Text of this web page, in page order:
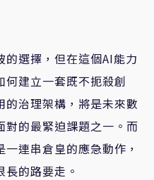
的選擇，但在這個AI能力
建立一套既不扼殺創
治理架構，將是未來數
的最緊迫課題之一。而
連串倉皇的應急動作，
的路要走。